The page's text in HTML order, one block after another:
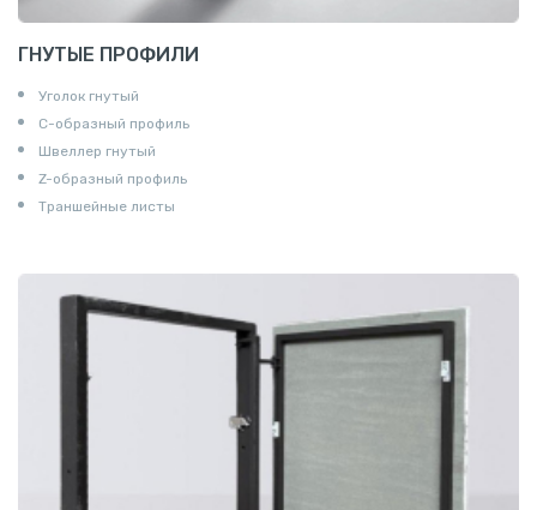
ГНУТЫЕ ПРОФИЛИ
Уголок гнутый
С-образный профиль
Швеллер гнутый
Z-образный профиль
Траншейные листы